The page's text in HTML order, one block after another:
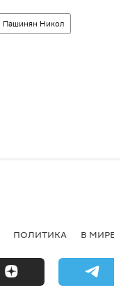
Пашинян Никол
ПОЛИТИКА В МИРЕ